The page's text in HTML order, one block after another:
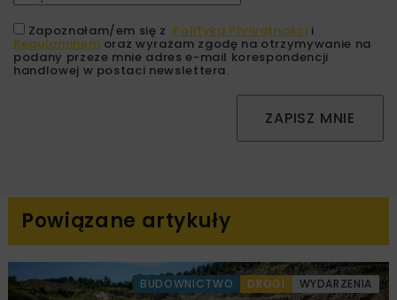
Zapoznałam/em się z Polityką Prywatności i
Regulaminem oraz wyrażam zgodę na otrzymywanie na
podany przeze mnie adres e-mail korespondencji
handlowej w postaci newslettera.
ZAPISZ MNIE
Powiązane artykuły
BUDOWNICTWO DROGI WYDARZENIA